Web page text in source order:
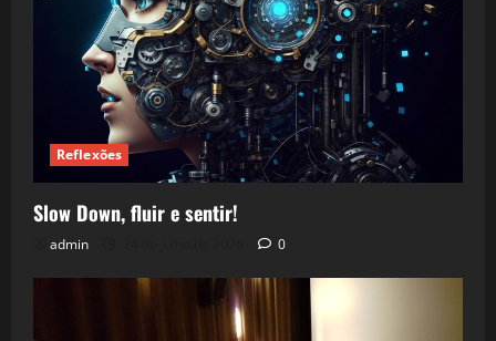
Reflexões
Slow Down, fluir e sentir!
admin 0